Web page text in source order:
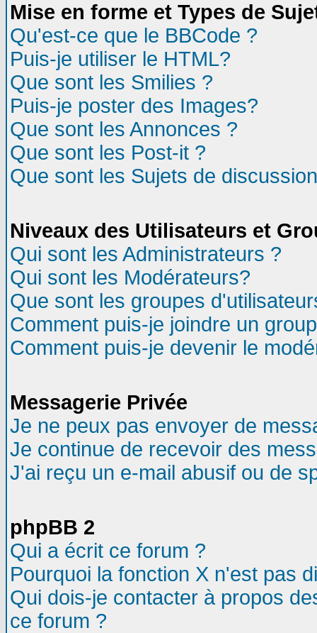
Mise en forme et Types de
Qu'est-ce que le BBCode ?
Puis-je utiliser le HTML?
Que sont les Smilies ?
Puis-je poster des Images?
Que sont les Annonces ?
Que sont les Post-it ?
Que sont les Sujets de
Niveaux des Utilisateurs et
Qui sont les Administrateurs ?
Qui sont les Modérateurs?
Que sont les groupes
Comment puis-je joindre un
Comment puis-je devenir le
Messagerie Privée
Je ne peux pas envoyer de
Je continue de recevoir des
J'ai reçu un e-mail abusif ou de
phpBB 2
Qui a écrit ce forum ?
Pourquoi la fonction X n'est pas
Qui dois-je contacter à propos
ce forum ?